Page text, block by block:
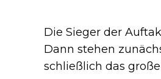
Die Sieger der
Dann stehen
schließlich das